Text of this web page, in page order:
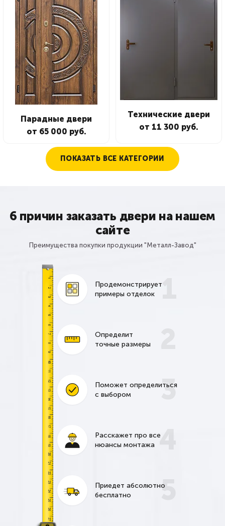
Парадные двери
от 65 000 руб.
Технические двери
от 11 300 руб.
ПОКАЗАТЬ ВСЕ КАТЕГОРИИ
6 причин заказать двери на нашем
сайте
Преимущества покупки продукции "Металл-Завод"
1
Продемонстрирует
примеры отделок
Определит
точные размеры
3
Поможет определиться
с выбором
4
Расскажет про все
нюансы монтажа
5
Приедет абсолютно
бесплатно